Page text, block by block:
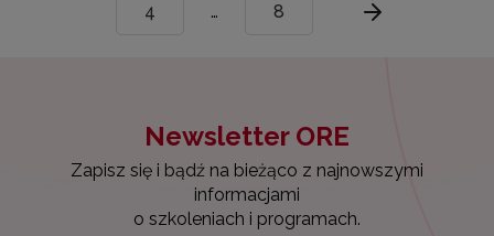
4 … 8
Newsletter ORE
Zapisz się i bądź na bieżąco z najnowszymi
informacjami
o szkoleniach i programach.